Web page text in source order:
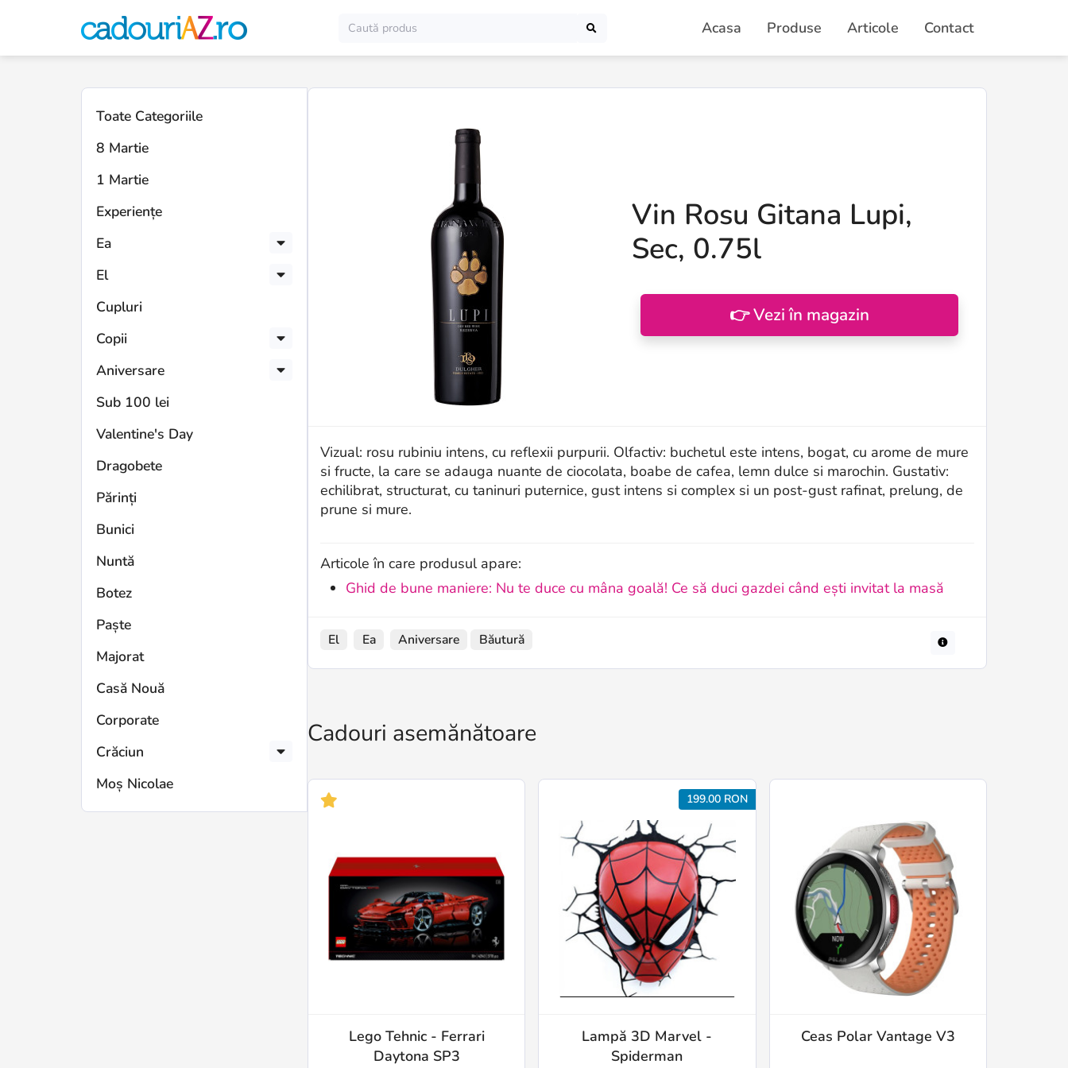
Acasa Produse Articole Contact
Toate Categoriile
8 Martie
1 Martie
Experiențe
Ea
El
Cupluri
Copii
Aniversare
Sub 100 lei
Valentine's Day
Dragobete
Părinți
Bunici
Nuntă
Botez
Paște
Majorat
Casă Nouă
Corporate
Crăciun
Moș Nicolae
Vin Rosu Gitana Lupi,
Sec, 0.75l
👉 Vezi în magazin
Vizual: rosu rubiniu intens, cu reflexii purpurii. Olfactiv: buchetul este intens, bogat, cu arome de mure
si fructe, la care se adauga nuante de ciocolata, boabe de cafea, lemn dulce si marochin. Gustativ:
echilibrat, structurat, cu taninuri puternice, gust intens si complex si un post-gust rafinat, prelung, de
prune si mure.
Articole în care produsul apare:
Ghid de bune maniere: Nu te duce cu mâna goală! Ce să duci gazdei când ești invitat la masă
El Ea Aniversare Băutură
Cadouri asemănătoare
Lego Tehnic - Ferrari
Daytona SP3
199.00 RON
Lampă 3D Marvel -
Spiderman
Ceas Polar Vantage V3